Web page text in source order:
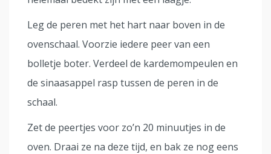
Leg de peren met het hart naar boven in de
ovenschaal. Voorzie iedere peer van een
bolletje boter. Verdeel de kardemompeulen en
de sinaasappel rasp tussen de peren in de
schaal.
Zet de peertjes voor zo’n 20 minuutjes in de
oven. Draai ze na deze tijd, en bak ze nog eens